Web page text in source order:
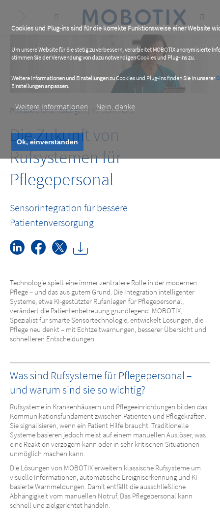
Cookies und Plug-ins sind für die korrekte Funktionsweise einer Website
Um unsere Website für Sie stetig zu verbessern, verarbeitet MOBOTIX anonymisierte
stimmen Sie der Verwendung von dazu notwendigen Cookies und Plug-ins zu.
Weitere Informationen und Einstellungen zu Cookies und Plug-ins finden Sie in unserer
Einstellungen anpassen.
Weitere Informationen Nein, danke
Ok, einverstanden
content
Produkte und Lösungen| 12. Juni 2025
Die Zukunft von
Rufsystemen für
Pflegepersonal
Sensorintegration für bessere
Patientenversorgung
Technologie spielt eine immer zentralere Rolle in der modernen
Pflege – und das aus gutem Grund. Die Integration intelligenter
Systeme, etwa KI-gestützter Rufanlagen für Pflegepersonal,
verändert die Patientenbetreuung grundlegend. MOBOTIX,
Spezialist für smarte Sensortechnologie, entwickelt Lösungen, die
Pflege neu denkt – mit Echtzeitwarnungen, besserer Übersicht und
schnelleren Entscheidungen.
Was sind Rufsysteme für Pflegepersonal –
und warum sind sie so wichtig?
Rufsysteme in Krankenhäusern und Pflegeeinrichtungen bilden das
Kommunikationsfundament zwischen Patienten und Pflegekräften.
Sie signalisieren, wenn ein Patient Hilfe braucht. Traditionelle
Systeme basieren jedoch meist auf einem manuellen Auslöser, was
eine Reaktion verzögern kann oder in sehr kritischen Situationen
unmöglich machen kann.
Die Lösungen von MOBOTIX erweitern klassische Rufsysteme um
visuelle Informationen, automatische Ereigniserkennung und KI-
basierte Warnmeldungen. Damit entfällt die ausschließliche
Abhängigkeit vom manuellen Notruf. Das Pflegepersonal kann
schnell und zielgerichtet handeln.